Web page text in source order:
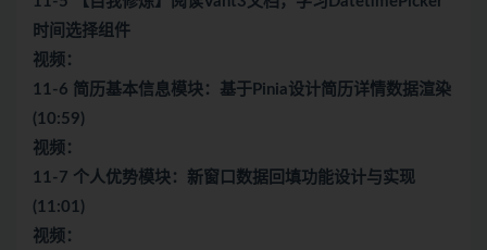
时间选择组件
视频：
11-6 简历基本信息模块：基于Pinia设计简历详情数据渲染
(10:59)
视频：
11-7 个人优势模块：新窗口数据回填功能设计与实现
(11:01)
视频：